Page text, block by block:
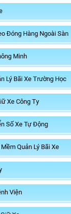
Đóng Hàng Ngoài Sàn
Minh
Lý Bãi Xe Trường Học
Xe Công Ty
Số Xe Tự Động
Quản Lý Bãi Xe
Viện